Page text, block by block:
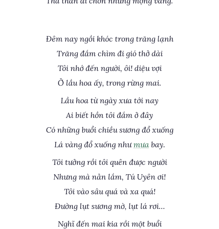
Đêm nay ngồi khóc trong trăng lạnh
Trăng đắm chìm đi gió thở dài
Tôi nhớ đến người, ôi! diệu vợi
Ở lầu hoa ấy, trong rừng mai.
Lầu hoa từ ngày xưa tới nay
Ai biết hồn tôi đắm ở đây
Có những buổi chiều sương đổ xuống
Lá vàng đổ xuống nhưmưabay.
Tôi tưởng rồi tôi quên được người
Nhưng mà nản lắm, Tú Uyên ơi!
Tôi vào sâu quá và xa quá!
Đường lụt sương mờ, lụt lá rơi…
Nghĩ đến mai kia rồi một buổi